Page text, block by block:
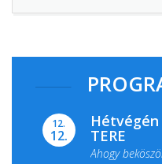
12.
12.
Hétvégén
TERE
Ahogy